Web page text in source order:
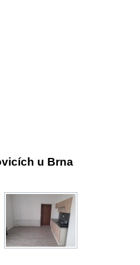
u Brna